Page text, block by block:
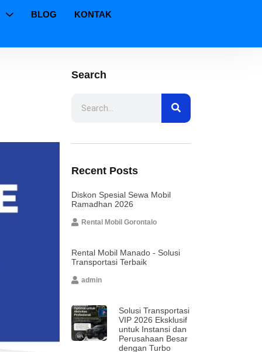
BLOG KONTAK
Search
Search
Recent Posts
Diskon Spesial Sewa Mobil
Ramadhan 2026
Rental Mobil Gorontalo
Rental Mobil Manado - Solusi
Transportasi Terbaik
admin
Solusi Transportasi
VIP 2026 Eksklusif
untuk Instansi dan
Perusahaan Besar
dengan Turbo